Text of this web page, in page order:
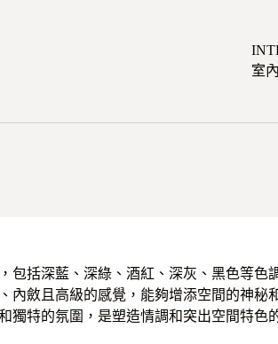
室
包括深藍、深綠、酒紅、深灰、黑色等色
內斂且高級的感覺，能夠增添空間的神秘
獨特的氛圍，是塑造情調和突出空間特色